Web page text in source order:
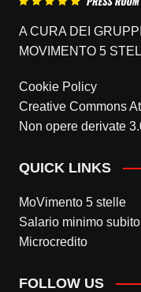
A CURA DEI
MOVIMENTO 5
Cookie Policy
Creative Commons
Non opere derivate
QUICK LINKS
MoVimento 5 stelle
Salario minimo
Microcredito
FOLLOW US